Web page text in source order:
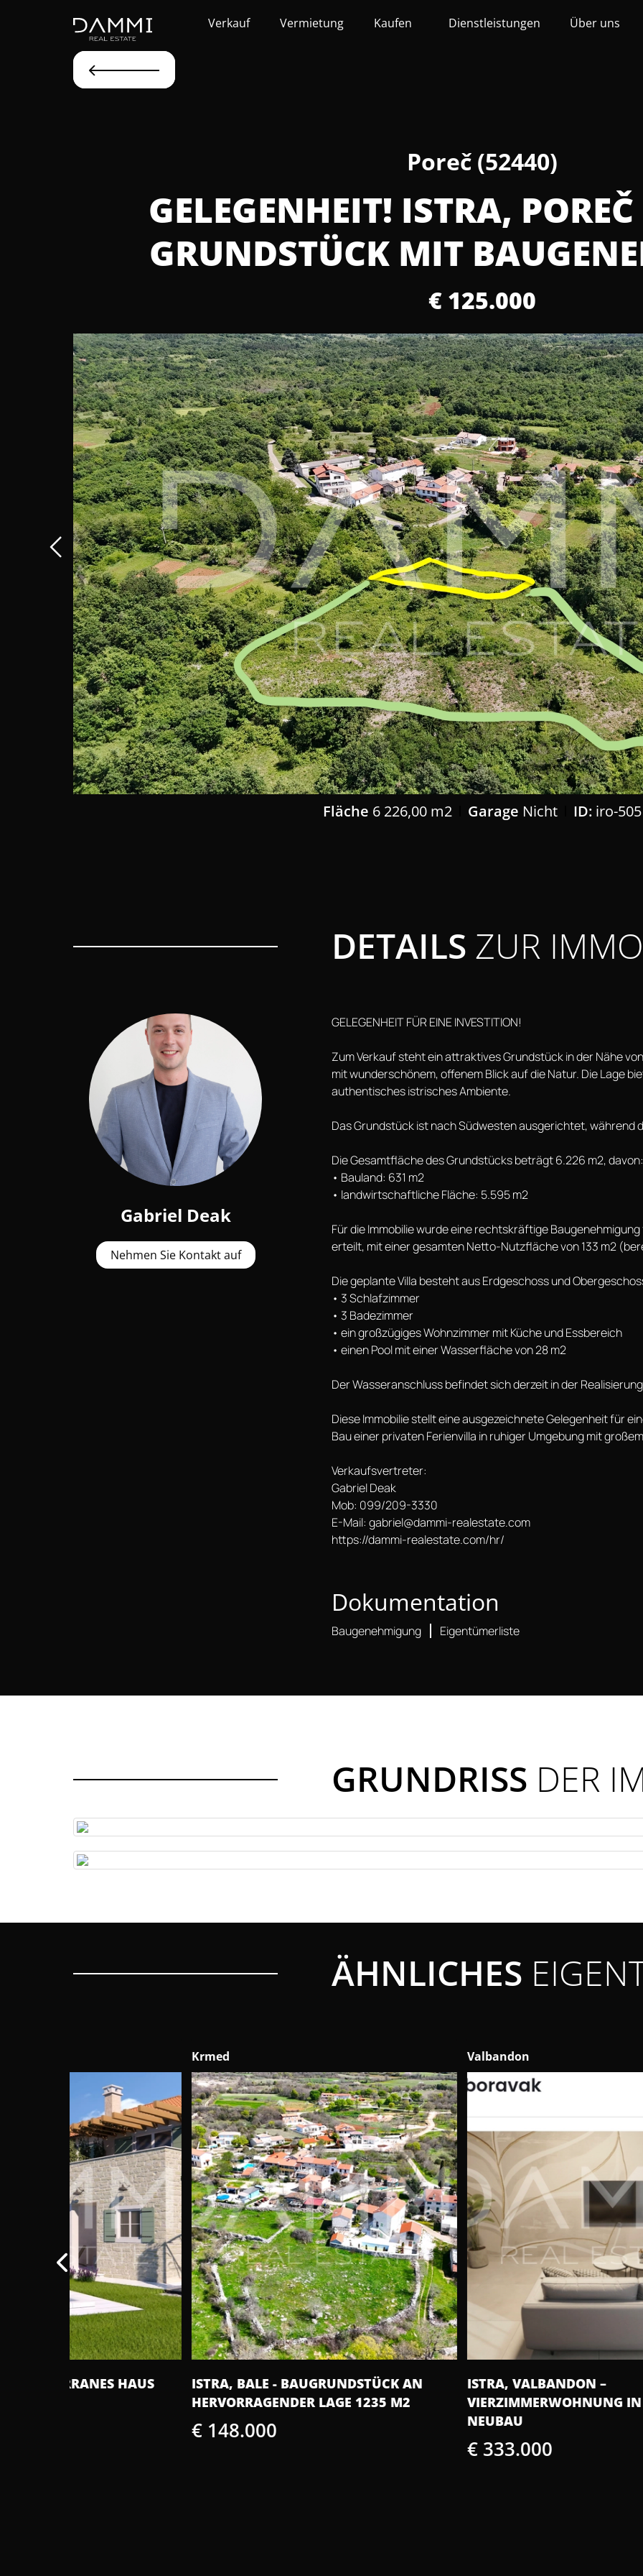
Verkauf Vermietung Kaufen Dienstleistungen Über uns
Poreč (52440)
GELEGENHEIT! ISTRA, POREČ -
RUNDSTÜCK MIT
€ 125.000
Fläche 6 226,00 m2 Garage Nicht ID: iro-505
DETAILS ZUR
Gabriel Deak
Nehmen Sie Kontakt auf
GELEGENHEIT FÜR EINE INVESTITION!
Zum Verkauf steht ein attraktives Grundstück in der Nähe
mit wunderschönem, offenem Blick auf die Natur. Die Lage
authentisches istrisches Ambiente.
Das Grundstück ist nach Südwesten ausgerichtet, während
Die Gesamtfläche des Grundstücks beträgt 6.226 m2, davon:
• Bauland: 631 m2
• landwirtschaftliche Fläche: 5.595 m2
Für die Immobilie wurde eine rechtskräftige
erteilt, mit einer gesamten Netto-Nutzfläche von 133 m2
Die geplante Villa besteht aus Erdgeschoss und
• 3 Schlafzimmer
• 3 Badezimmer
• ein großzügiges Wohnzimmer mit Küche und Essbereich
• einen Pool mit einer Wasserfläche von 28 m2
Der Wasseranschluss befindet sich derzeit in der
Diese Immobilie stellt eine ausgezeichnete Gelegenheit für
Bau einer privaten Ferienvilla in ruhiger Umgebung mit
Verkaufsvertreter:
Gabriel Deak
Mob: 099/209-3330
E-Mail: gabriel@dammi-realestate.com
https://dammi-realestate.com/hr/
Dokumentation
Baugenehmigung Eigentümerliste
GRUNDRISS DER
ÄHNLICHES
ISTRA, BALE - BAUGRUNDSTÜCK AN
HERVORRAGENDER LAGE 1235 M2
ISTRA, VALBANDON –
VIERZIMMERWOHNUNG IN EINEM